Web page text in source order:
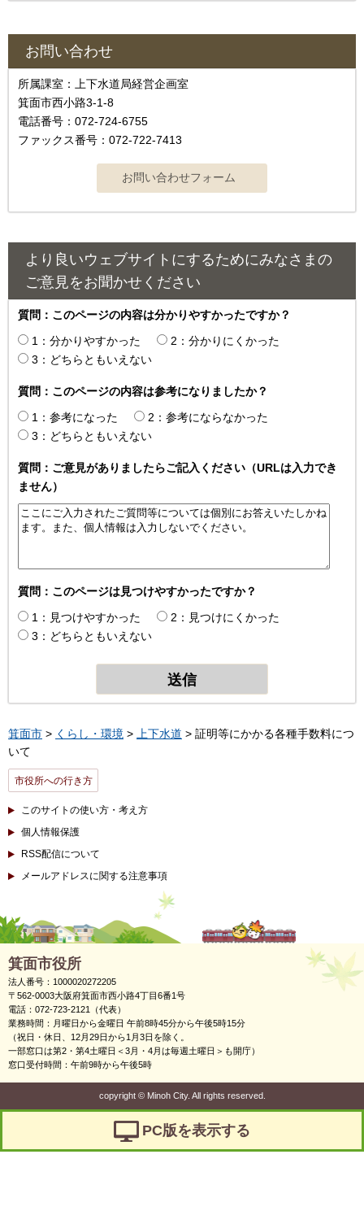
お問い合わせ
所属課室：上下水道局経営企画室
箕面市西小路3-1-8
電話番号：072-724-6755
ファックス番号：072-722-7413
より良いウェブサイトにするためにみなさまの
ご意見をお聞かせください
質問：このページの内容は分かりやすかったですか？
1：分かりやすかった
2：分かりにくかった
3：どちらともいえない
質問：このページの内容は参考になりましたか？
1：参考になった
2：参考にならなかった
3：どちらともいえない
質問：ご意見がありましたらご記入ください（URLは入力でき
ません）
質問：このページは見つけやすかったですか？
1：見つけやすかった
2：見つけにくかった
3：どちらともいえない
箕面市 > くらし・環境 > 上下水道 > 証明等にかかる各種手数料につ
いて
市役所への行き方
このサイトの使い方・考え方
個人情報保護
RSS配信について
メールアドレスに関する注意事項
箕面市役所
法人番号：1000020272205
〒562-0003大阪府箕面市西小路4丁目6番1号
電話：072-723-2121（代表）
業務時間：月曜日から金曜日 午前8時45分から午後5時15分
（祝日・休日、12月29日から1月3日を除く。
一部窓口は第2・第4土曜日＜3月・4月は毎週土曜日＞も開庁）
窓口受付時間：午前9時から午後5時
copyright ©Minoh City. All rights reserved.
PC版を表示する